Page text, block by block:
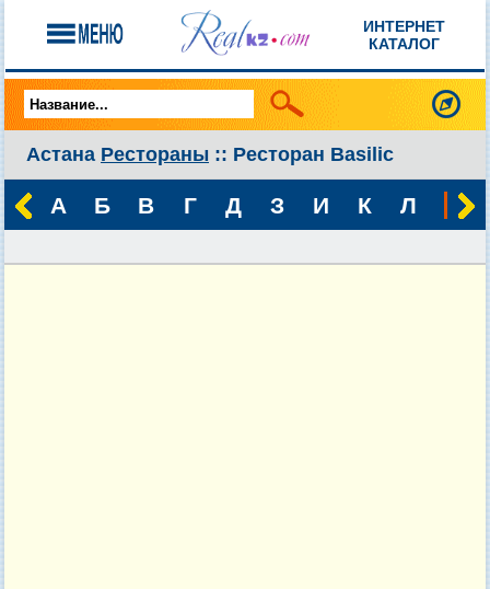
ИНТЕРНЕТ
КАТАЛОГ
Астана Рестораны :: Ресторан Basilic
А Б В Г Д З И К Л М